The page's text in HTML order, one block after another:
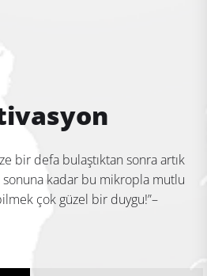
bir defa bulaştıktan sonra artık
sonuna kadar bu mikropla mutlu
çok güzel bir duygu!”–